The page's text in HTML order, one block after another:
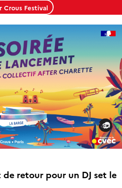
Crous Festival
retour pour un DJ set le